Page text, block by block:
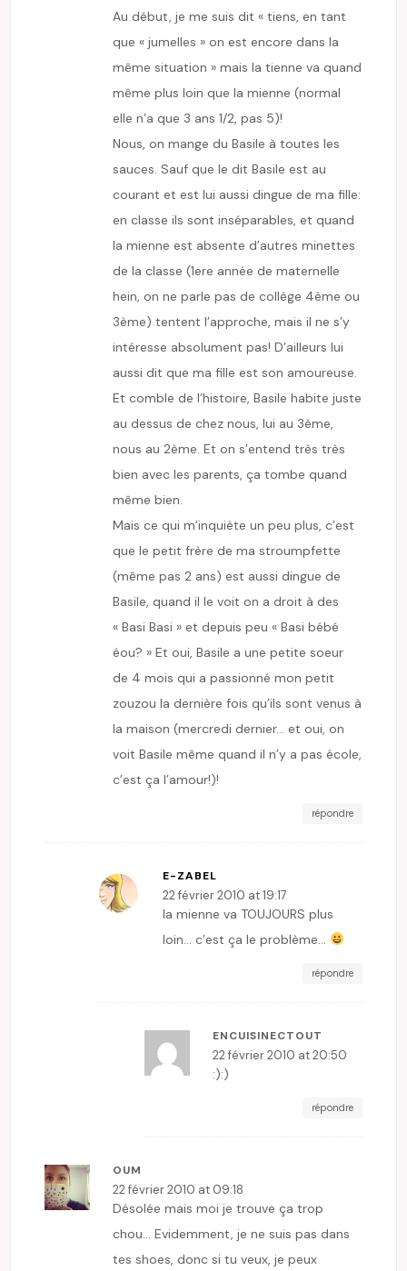
Au début, je me suis dit « tiens, en tant
que « jumelles » on est encore dans la
même situation » mais la tienne va quand
même plus loin que la mienne (normal
elle n’a que 3 ans 1/2, pas 5)!
Nous, on mange du Basile à toutes les
sauces. Sauf que le dit Basile est au
courant et est lui aussi dingue de ma fille:
en classe ils sont inséparables, et quand
la mienne est absente d’autres minettes
de la classe (1ere année de maternelle
hein, on ne parle pas de collège 4ème ou
3ème) tentent l’approche, mais il ne s’y
intéresse absolument pas! D’ailleurs lui
aussi dit que ma fille est son amoureuse.
Et comble de l’histoire, Basile habite juste
au dessus de chez nous, lui au 3ème,
nous au 2ème. Et on s’entend très très
bien avec les parents, ça tombe quand
même bien.
Mais ce qui m’inquiète un peu plus, c’est
que le petit frère de ma stroumpfette
(même pas 2 ans) est aussi dingue de
Basile, quand il le voit on a droit à des
« Basi Basi » et depuis peu « Basi bébé
éou? » Et oui, Basile a une petite soeur
de 4 mois qui a passionné mon petit
zouzou la dernière fois qu’ils sont venus à
la maison (mercredi dernier… et oui, on
voit Basile même quand il n’y a pas école,
c’est ça l’amour!)!
répondre
E-ZABEL
22 février 2010 at 19:17
la mienne va TOUJOURS plus
loin… c’est ça le problème…
répondre
ENCUISINECTOUT
22 février 2010 at 20:50
:):)
répondre
OUM
22 février 2010 at 09:18
Désolée mais moi je trouve ça trop
chou… Evidemment, je ne suis pas dans
tes shoes, donc si tu veux, je peux